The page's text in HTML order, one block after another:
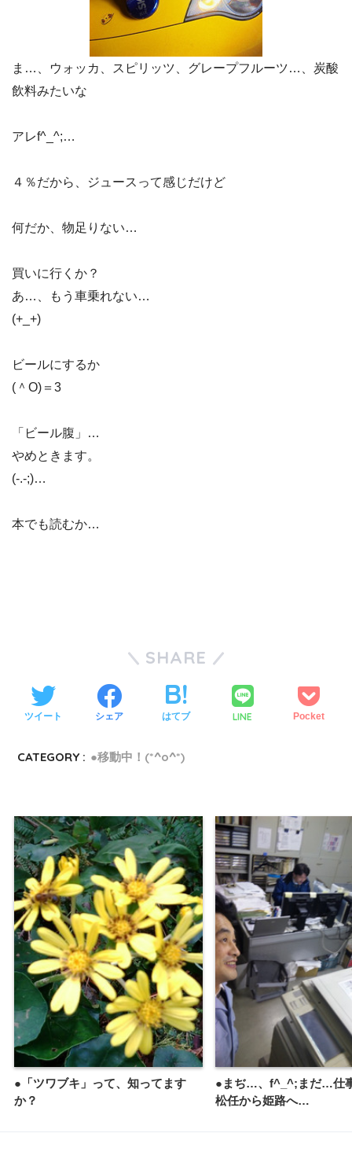
ま…、ウォッカ、スピリッツ、グレープフルーツ…、炭酸
飲料みたいな
アレf^_^;…
４％だから、ジュースって感じだけど
何だか、物足りない…
買いに行くか？
あ…、もう車乗れない…
(+_+)
ビールにするか
(＾O)＝3
「ビール腹」…
やめときます。
(-.-;)…
本でも読むか…
SHARE
ツイート シェア はてブ LINE Pocket
CATEGORY : ●移動中！(*^o^*)
●「ツワブキ」って、知ってます
か？
●まぢ…、f^_^;まだ…仕
松任から姫路へ…